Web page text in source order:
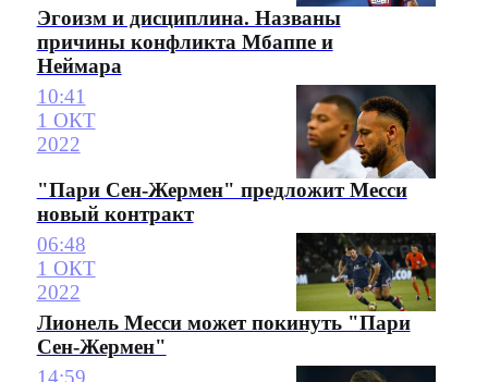
Эгоизм и дисциплина. Названы
причины конфликта Мбаппе и
Неймара
10:41
1 ОКТ
2022
"Пари Сен-Жермен" предложит Месси
новый контракт
06:48
1 ОКТ
2022
Лионель Месси может покинуть "Пари
Сен-Жермен"
14:59